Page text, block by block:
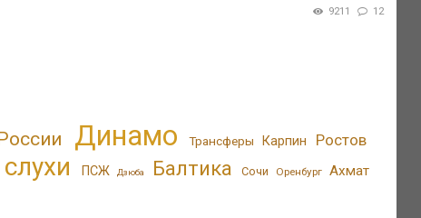
9211 12
Динамо Трансферы Карпин Ростов
ПСЖ Дзюба Балтика Сочи Оренбург Ахмат